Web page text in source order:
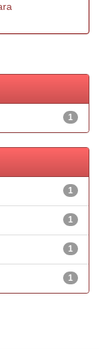
1
1
1
1
1